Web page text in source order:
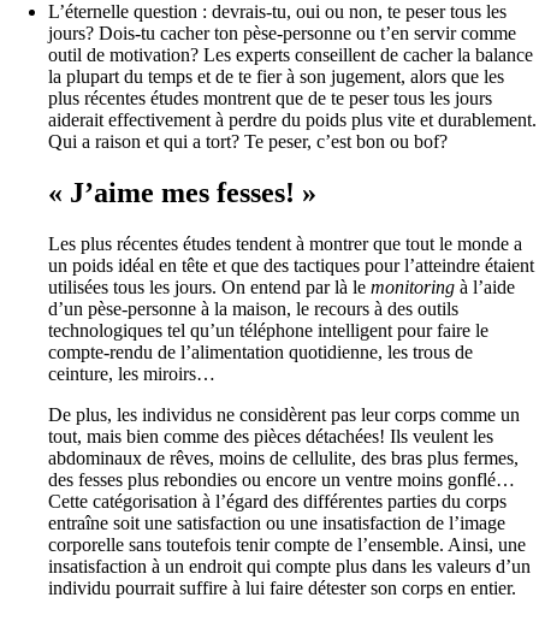
L’éternelle question : devrais-tu, oui ou non, te peser tous les
jours? Dois-tu cacher ton pèse-personne ou t’en servir comme
outil de motivation? Les experts conseillent de cacher la balance
la plupart du temps et de te fier à son jugement, alors que les
plus récentes études montrent que de te peser tous les jours
aiderait effectivement à perdre du poids plus vite et durablement.
Qui a raison et qui a tort? Te peser, c’est bon ou bof?
« J’aime mes fesses! »
Les plus récentes études tendent à montrer que tout le monde a
un poids idéal en tête et que des tactiques pour l’atteindre étaient
utilisées tous les jours. On entend par là le monitoring à l’aide
d’un pèse-personne à la maison, le recours à des outils
technologiques tel qu’un téléphone intelligent pour faire le
compte-rendu de l’alimentation quotidienne, les trous de
ceinture, les miroirs…
De plus, les individus ne considèrent pas leur corps comme un
tout, mais bien comme des pièces détachées! Ils veulent les
abdominaux de rêves, moins de cellulite, des bras plus fermes,
des fesses plus rebondies ou encore un ventre moins gonflé…
Cette catégorisation à l’égard des différentes parties du corps
entraîne soit une satisfaction ou une insatisfaction de l’image
corporelle sans toutefois tenir compte de l’ensemble. Ainsi, une
insatisfaction à un endroit qui compte plus dans les valeurs d’un
individu pourrait suffire à lui faire détester son corps en entier.